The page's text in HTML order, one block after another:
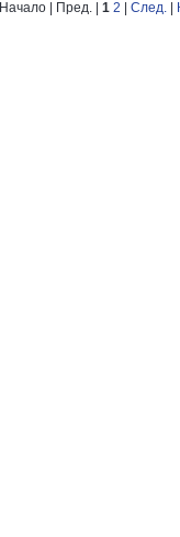
Начало | Пред. | 1 2 След.